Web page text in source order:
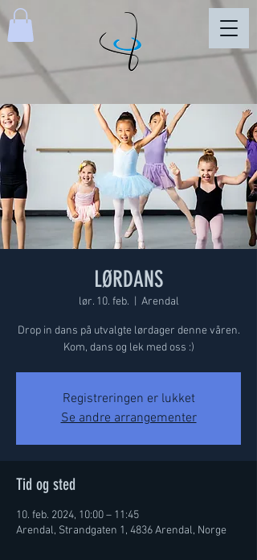
LØRDANS
lør. 10. feb. Arendal
Drop in dans på utvalgte lørdager denne våren.
Registreringen er lukket
Se andre arrangementer
Tid og sted
10. feb. 2024, 10:00 – 11:45
Arendal, Strandgaten 1, 4836 Arendal, Norge